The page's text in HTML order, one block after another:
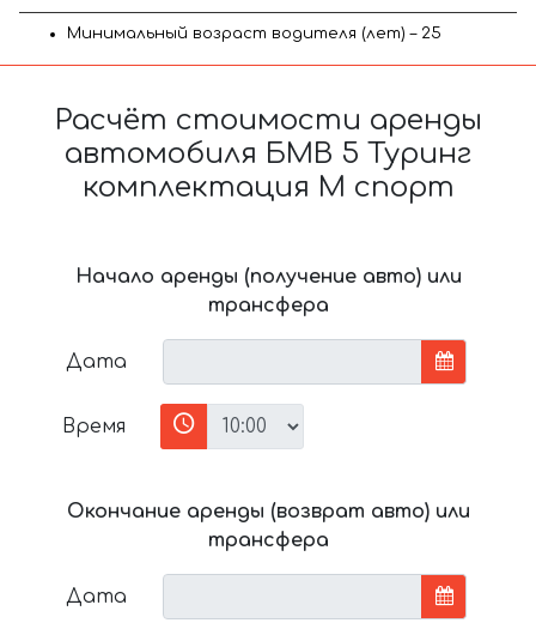
Минимальный возраст водителя (лет) – 25
Расчёт стоимости аренды
автомобиля БМВ 5 Туринг
комплектация М спорт
Начало аренды (получение авто) или
трансфера
Дата
Время
Окончание аренды (возврат авто) или
трансфера
Дата